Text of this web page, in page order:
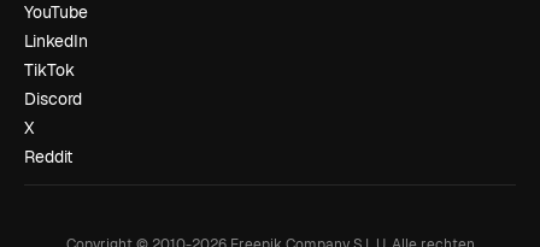
YouTube
LinkedIn
TikTok
Discord
X
Reddit